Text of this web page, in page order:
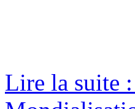
Lire la suite